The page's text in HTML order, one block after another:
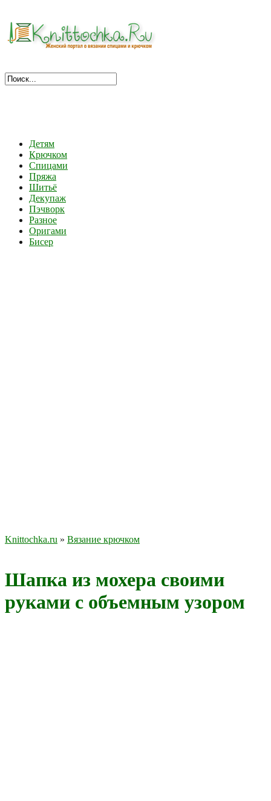
Детям
Крючком
Спицами
Пряжа
Шитьё
Декупаж
Пэчворк
Разное
Оригами
Бисер
Knittochka.ru » Вязание крючком
Шапка из мохера своими
руками с объемным узором